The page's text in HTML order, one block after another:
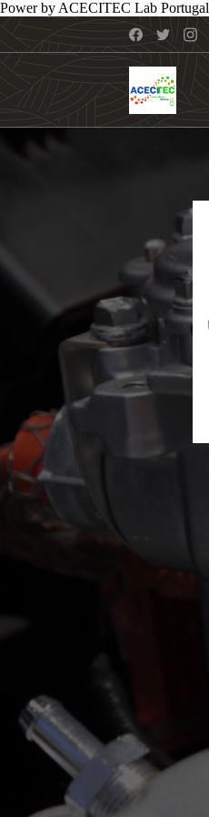
Power by ACECITEC Lab Portugal